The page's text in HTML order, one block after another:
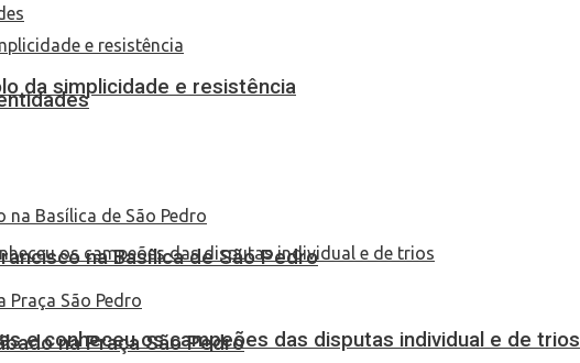
e conheceu os campeões das disputas individual e de trios
da simplicidade e resistência
na Basílica de São Pedro
na Praça São Pedro